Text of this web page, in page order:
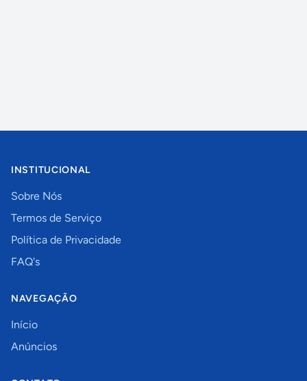
INSTITUCIONAL
Sobre Nós
Termos de Serviço
Política de Privacidade
FAQ's
NAVEGAÇÃO
Início
Anúncios